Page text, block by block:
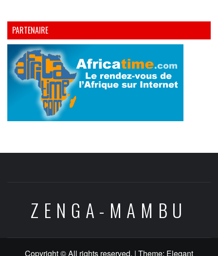
PARTENAIRE
ZENGA-MAMBU
Copyright © All rights reserved. | Theme: Elegant